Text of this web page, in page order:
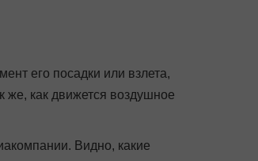
его посадки или взлета,
же, как движется воздушное
Видно, какие